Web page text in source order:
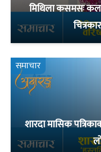
मिथिला कसमसः
समाचार
शारदा मासिक